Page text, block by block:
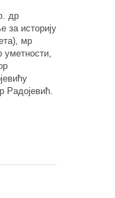
др
за историју
мр
уметности,
Радојевић.